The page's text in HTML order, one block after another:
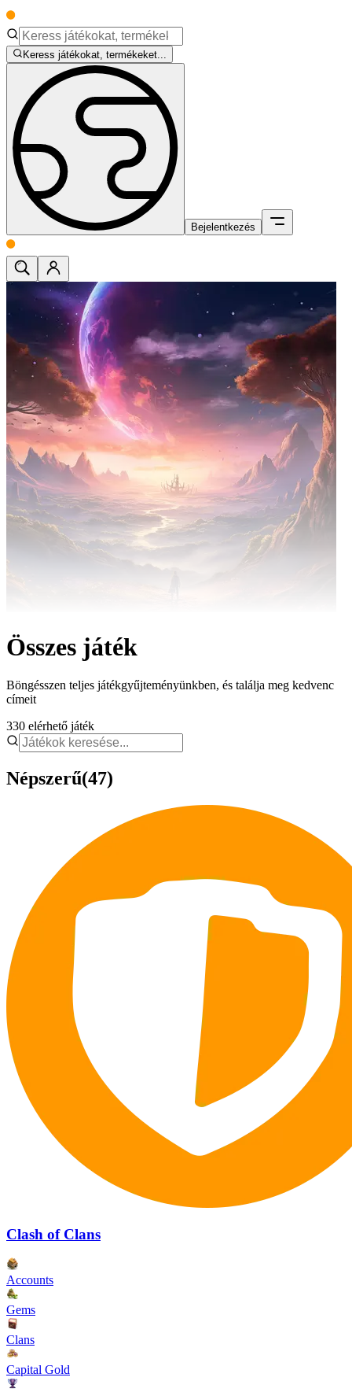
Keress játékokat, termékeket...
Bejelentkezés
Összes játék
Böngésszen teljes játékgyűjteményünkben, és találja meg kedvenc
címeit
330 elérhető játék
Népszerű(47)
Clash of Clans
Accounts
Gems
Clans
Capital Gold